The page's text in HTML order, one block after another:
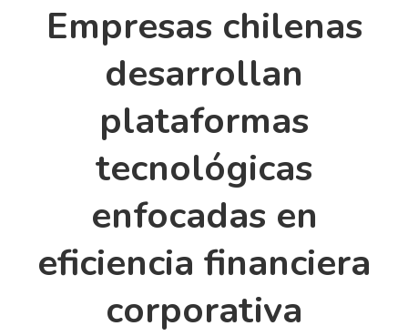
Empresas chilenas
desarrollan
plataformas
tecnológicas
enfocadas en
eficiencia financiera
corporativa